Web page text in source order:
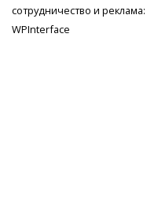
сотрудничество и реклама:
WPInterface